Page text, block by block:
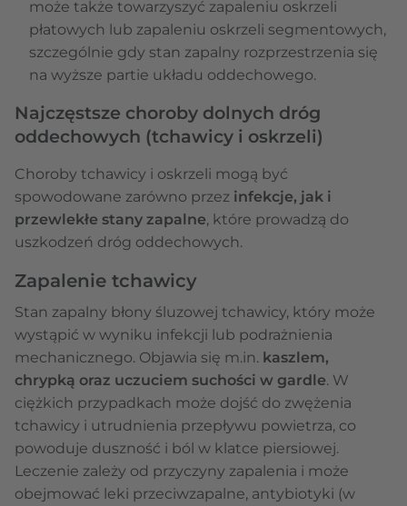
może także towarzyszyć zapaleniu oskrzeli
płatowych lub zapaleniu oskrzeli segmentowych,
szczególnie gdy stan zapalny rozprzestrzenia się
na wyższe partie układu oddechowego.
Najczęstsze choroby dolnych dróg
oddechowych (tchawicy i oskrzeli)
Choroby tchawicy i oskrzeli mogą być
spowodowane zarówno przez infekcje, jak i
przewlekłe stany zapalne, które prowadzą do
uszkodzeń dróg oddechowych.
Zapalenie tchawicy
Stan zapalny błony śluzowej tchawicy, który może
wystąpić w wyniku infekcji lub podrażnienia
mechanicznego. Objawia się m.in. kaszlem,
chrypką oraz uczuciem suchości w gardle. W
ciężkich przypadkach może dojść do zwężenia
tchawicy i utrudnienia przepływu powietrza, co
powoduje duszność i ból w klatce piersiowej.
Leczenie zależy od przyczyny zapalenia i może
obejmować leki przeciwzapalne, antybiotyki (w